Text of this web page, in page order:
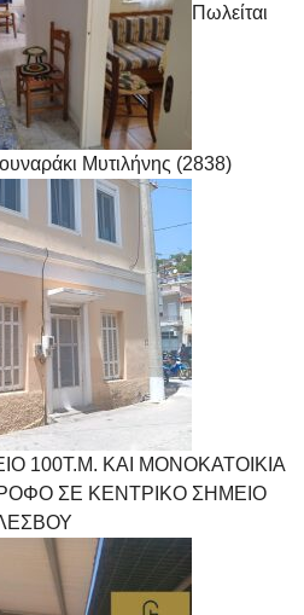
Πωλείται
Μυτιλήνης (2838)
100Τ.Μ. ΚΑΙ ΜΟΝΟΚΑΤΟΙΚΙΑ
ΣΕ ΚΕΝΤΡΙΚΟ ΣΗΜΕΙΟ